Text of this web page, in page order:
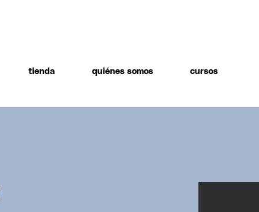
tienda quiénes somos cursos